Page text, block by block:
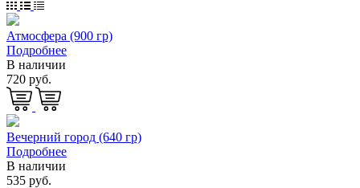
Атмосфера (900 гр)
Подробнее
В наличии
720 руб.
Вечерний город (640 гр)
Подробнее
В наличии
535 руб.